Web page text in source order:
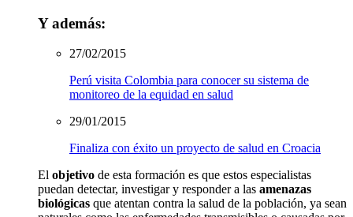
Y además:
27/02/2015
Perú visita Colombia para conocer su sistema de
monitoreo de la equidad en salud
29/01/2015
Finaliza con éxito un proyecto de salud en Croacia
El objetivo de esta formación es que estos especialistas
puedan detectar, investigar y responder a las amenazas
biológicas que atentan contra la salud de la población, ya sean